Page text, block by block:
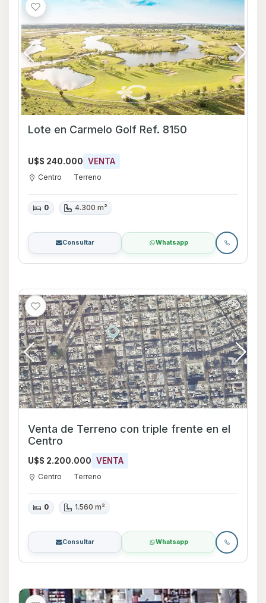
Lote en Carmelo Golf Ref. 8150
U$S 240.000 VENTA
Centro Terreno
0 4.300 m²
Consultar Whatsapp
Venta de Terreno con triple frente en el
Centro
U$S 2.200.000 VENTA
Centro Terreno
0 1.560 m²
Consultar Whatsapp